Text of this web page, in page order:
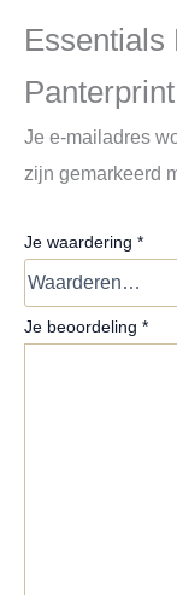
Essentials
Je e-mailadres
zijn gemarkeerd
Je waardering *
Je beoordeling *